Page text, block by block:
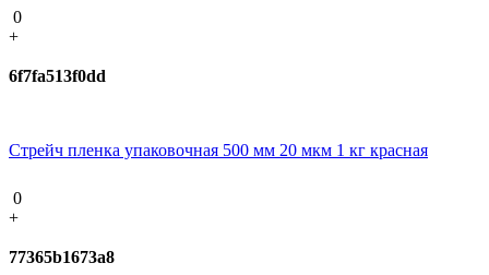
0
+
6f7fa513f0dd
Стрейч пленка упаковочная 500 мм 20 мкм 1 кг красная
0
+
77365b1673a8